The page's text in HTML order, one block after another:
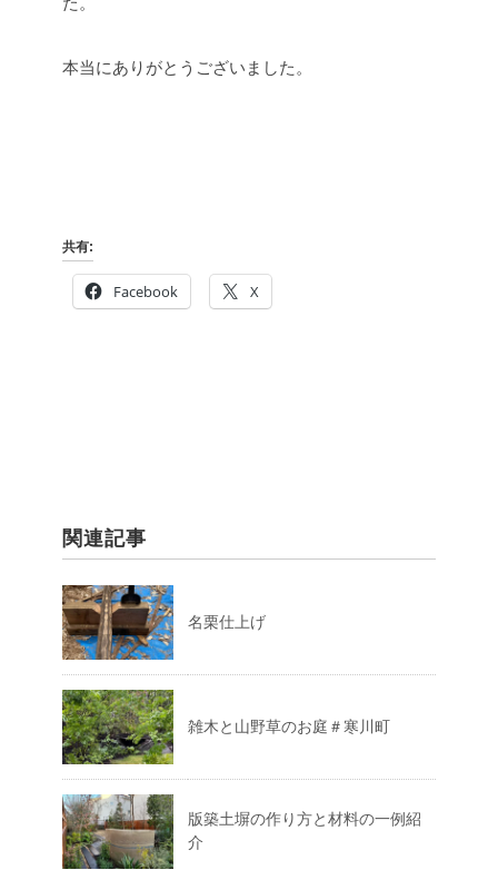
本当にありがとうございました。
共有:
Facebook X
関連記事
名栗仕上げ
雑木と山野草のお庭＃寒川町
版築土塀の作り方と材料の一例紹
介